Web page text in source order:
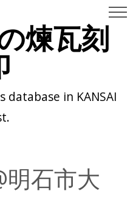
煉瓦刻
in KANSAI
明石市大